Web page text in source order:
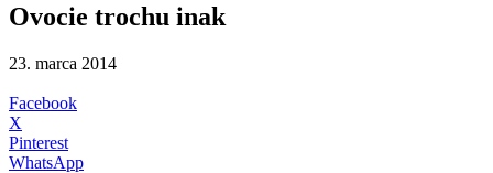
Ovocie trochu inak
23. marca 2014
Facebook
X
Pinterest
WhatsApp